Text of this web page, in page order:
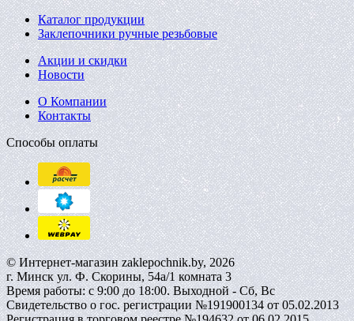
Каталог продукции
Заклепочники ручные резьбовые
Акции и скидки
Новости
О Компании
Контакты
Способы оплаты
© Интернет-магазин zaklepochnik.by, 2026
г. Минск ул. Ф. Скорины, 54а/1 комната 3
Время работы: с 9:00 до 18:00. Выходной - Сб, Вс
Свидетельство о гос. регистрации №191900134 от 05.02.2013